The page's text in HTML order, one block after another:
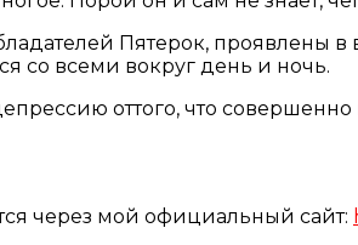
Пятерок, проявлены
со всеми вокруг день и ночь.
оттого, что совершенно
через мой официальный сайт: